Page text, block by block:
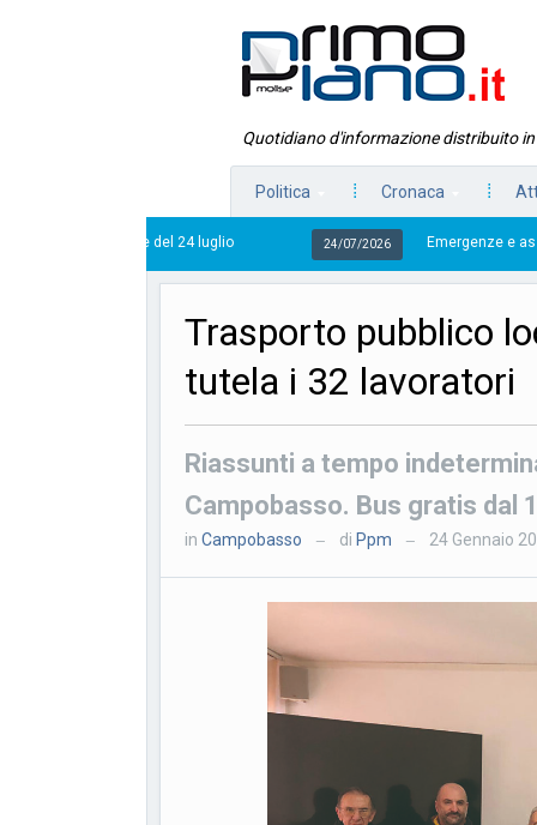
Quotidiano d'informazione distribuito
Politica Cronaca
24/07/2026 Emergenze e assistenza
Trasporto pubblico
tutela i 32 lavoratori
Riassunti a tempo
Campobasso. Bus gratis dal
in Campobasso — di Ppm — 24 Gennaio